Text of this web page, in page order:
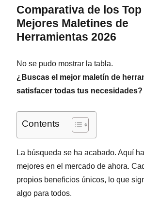
Comparativa de los Top
Mejores Maletines de
Herramientas 2026
No se pudo mostrar la tabla.
¿Buscas el mejor maletín de
satisfacer todas tus necesidades?
Contents
La búsqueda se ha acabado.Aquí
mejores en el mercado de ahora.
propios beneficios únicos, lo que
algo para todos.